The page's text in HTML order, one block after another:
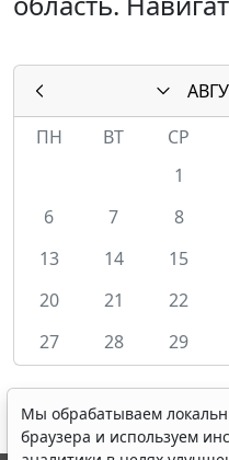
ПН
ВТ СР
1
6
7 8
13
14 15
20
21 22
27
28 29
Мы обрабатываем
браузера и используем